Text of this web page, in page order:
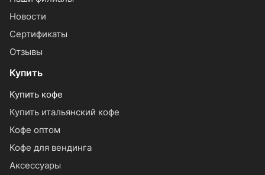
Новости
Сертификаты
Отзывы
Купить
Купить кофе
Купить итальянский кофе
Кофе оптом
Кофе для вендинга
Аксессуары